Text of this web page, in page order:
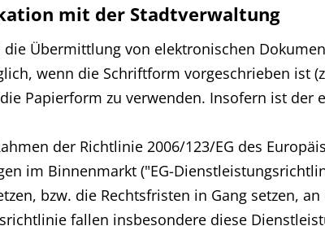
mit der Stadtverwaltung
Übermittlung von elektronischen
wenn die Schriftform vorgeschrieben ist
Papierform zu verwenden. Insofern ist
der Richtlinie 2006/123/EG des
im Binnenmarkt ("EG-
bzw. die Rechtsfristen in Gang setzen,
fallen insbesondere diese